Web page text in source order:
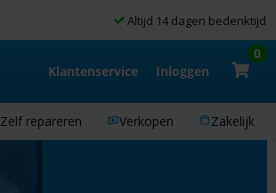
Altijd 14 dagen bedenktijd
Klantenservice Inloggen
0
Zelf repareren Verkopen Zakelijk